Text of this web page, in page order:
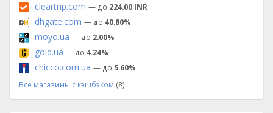
cleartrip.com — до 224.00 INR
dhgate.com — до 40.80%
moyo.ua — до 2.00%
gold.ua — до 4.24%
chicco.com.ua — до 5.60%
Все магазины с кэшбэком (8)